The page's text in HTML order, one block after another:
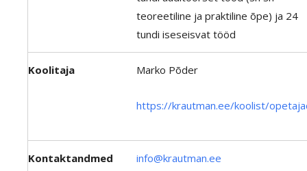
teoreetiline ja praktiline õpe) ja 24
tundi iseseisvat tööd
Koolitaja Marko Põder
https://krautman.ee/koolist/
Kontaktandmed info@krautman.ee